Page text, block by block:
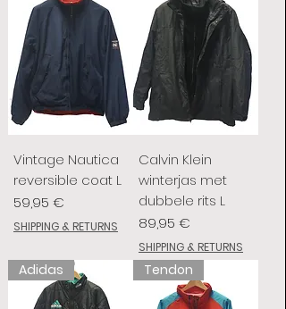
Vintage Nautica
reversible coat L
Prix
59,95 €
SHIPPING & RETURNS
Calvin Klein
winterjas met
dubbele rits L
Prix
89,95 €
SHIPPING & RETURNS
Adidas Tendon